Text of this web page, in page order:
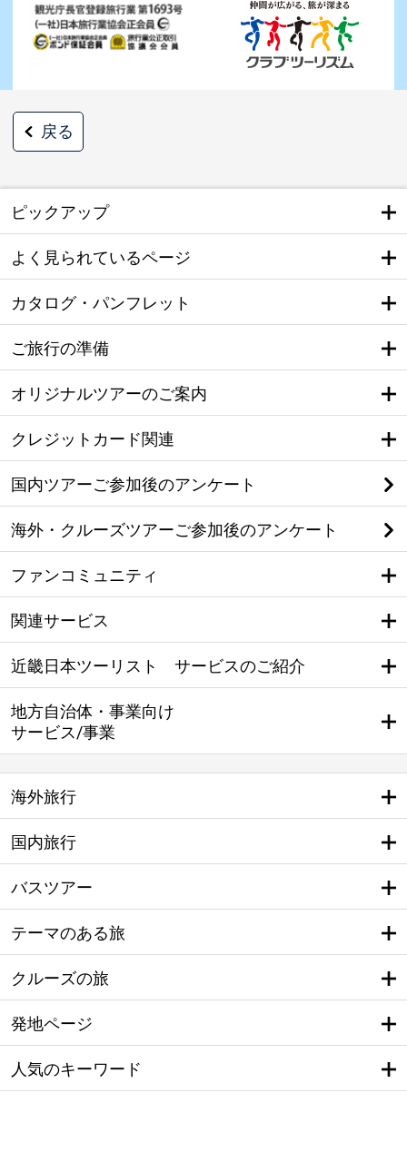
戻る
ピックアップ
よく見られているページ
カタログ・パンフレット
ご旅行の準備
オリジナルツアーのご案内
クレジットカード関連
国内ツアーご参加後のアンケート
海外・クルーズツアーご参加後のアンケート
ファンコミュニティ
関連サービス
近畿日本ツーリスト サービスのご紹介
地方自治体・事業向け
サービス/事業
海外旅行
国内旅行
バスツアー
テーマのある旅
クルーズの旅
発地ページ
人気のキーワード